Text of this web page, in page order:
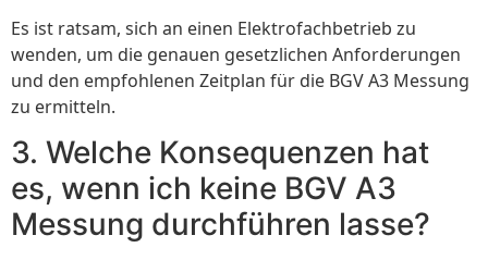
Es ist ratsam, sich an einen Elektrofachbetrieb zu
wenden, um die genauen gesetzlichen Anforderungen
und den empfohlenen Zeitplan für die BGV A3 Messung
zu ermitteln.
3. Welche Konsequenzen hat
es, wenn ich keine BGV A3
Messung durchführen lasse?